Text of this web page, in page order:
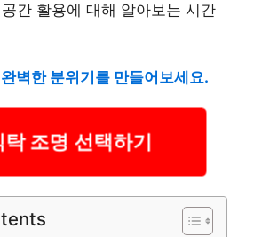
간 활용에 대해 알아보는 시간
벽한 분위기를 만들어보세요.
탁 조명 선택하기